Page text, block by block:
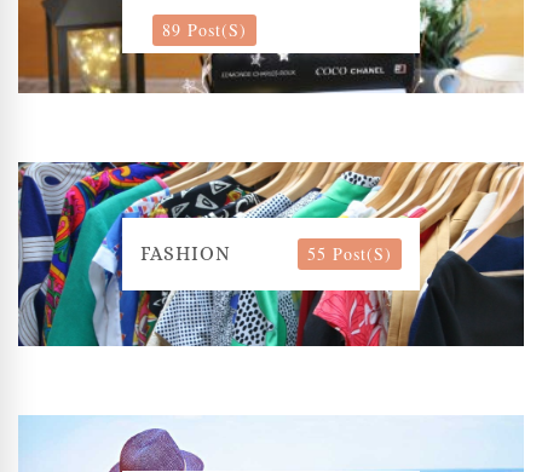
89 Post(s)
FASHION 55 Post(s)